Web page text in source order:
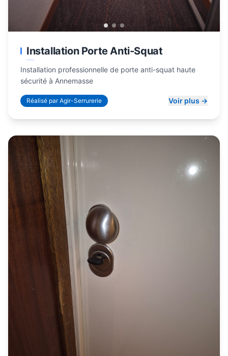
Installation Porte Anti-Squat
Installation professionnelle de porte anti-squat haute
sécurité à Annemasse
Réalisé par Agir-Serrurerie Voir plus →